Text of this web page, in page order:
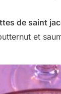
de saint
et